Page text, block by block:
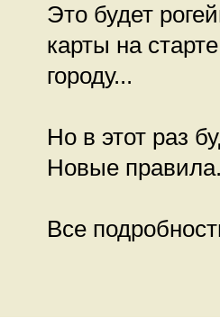
Это будет
карты на
городу...
Но в этот раз
Новые
Все